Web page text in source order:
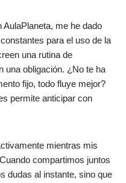
me he dado
para el uso de la
una rutina de
una obligación. ¿No te ha
fijo, todo fluye mejor?
permite anticipar con
mientras mis
compartimos juntos
dudas al instante, sino que